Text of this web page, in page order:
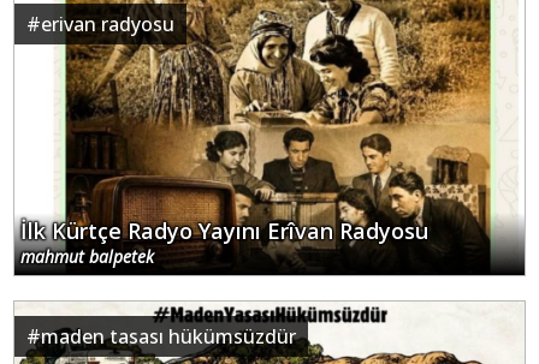
#erivan radyosu
İlk Kürtçe Radyo Yayını Erîvan Radyosu
mahmut balpetek
#maden tasası hükümsüzdür